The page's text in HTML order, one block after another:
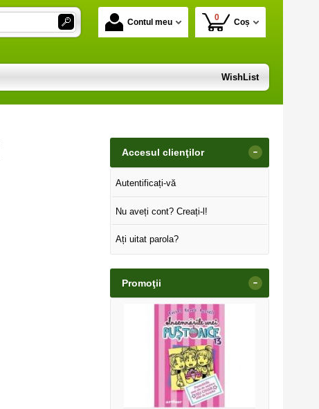
Contul meu 0 Coș
WishList
Accesul clienţilor -
Autentificați-vă
Nu aveți cont? Creați-l!
Ați uitat parola?
Promoţii -